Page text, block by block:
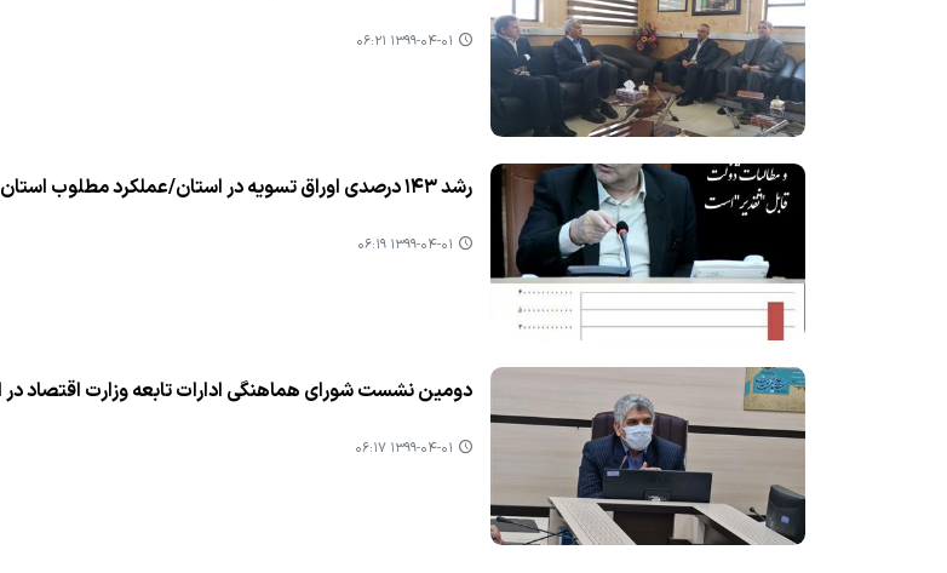
۱۳۹۹-۰۴-۰۱ ۰۶:۲۱
رشد ۱۴۳ درصدی اوراق تسویه در استان/عملكرد مطلوب استان در تسویه بدهی ها و مطالبات دولت
۱۳۹۹-۰۴-۰۱ ۰۶:۱۹
دومین نشست شورای هماهنگی ادارات تابعه وزارت اقتصاد در
۱۳۹۹-۰۴-۰۱ ۰۶:۱۷